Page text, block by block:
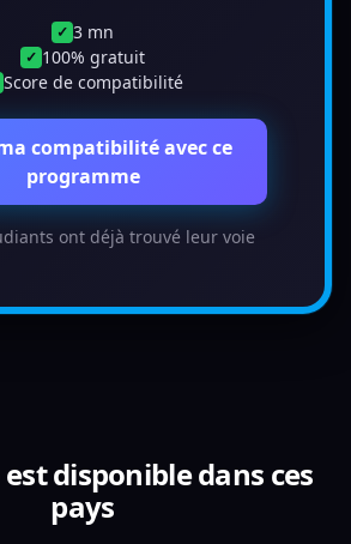
✓ 3 mn
✓ 100% gratuit
Score de compatibilité
compatibilité avec ce
programme
ont déjà trouvé leur voie
disponible dans ces
pays